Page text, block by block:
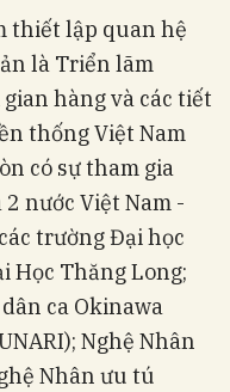
thiết lập quan hệ
là Triển lãm
hàng và các tiết
thống Việt Nam
có sự tham gia
nước Việt Nam -
trường Đại học
Học Thăng Long;
ca Okinawa
Nghệ Nhân
Nhân ưu tú